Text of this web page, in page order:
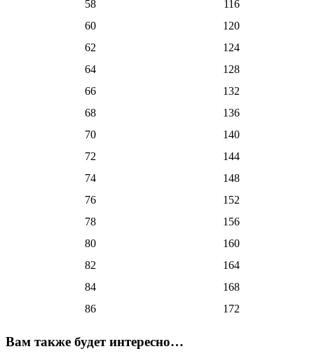
58
116
60
120
62
124
64
128
66
132
68
136
70
140
72
144
74
148
76
152
78
156
80
160
82
164
84
168
86
172
Вам также будет интересно…